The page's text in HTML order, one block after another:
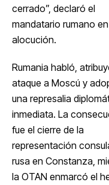
cerrado”, declaró el
mandatario rumano
alocución.
Rumania habló,
ataque a Moscú y
una represalia
inmediata. La
fue el cierre de la
representación
rusa en Constanza,
la OTAN enmarcó el